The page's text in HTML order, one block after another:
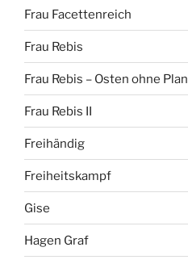
Frau Facettenreich
Frau Rebis
Frau Rebis – Osten ohne Plan
Frau Rebis II
Freihändig
Freiheitskampf
Gise
Hagen Graf